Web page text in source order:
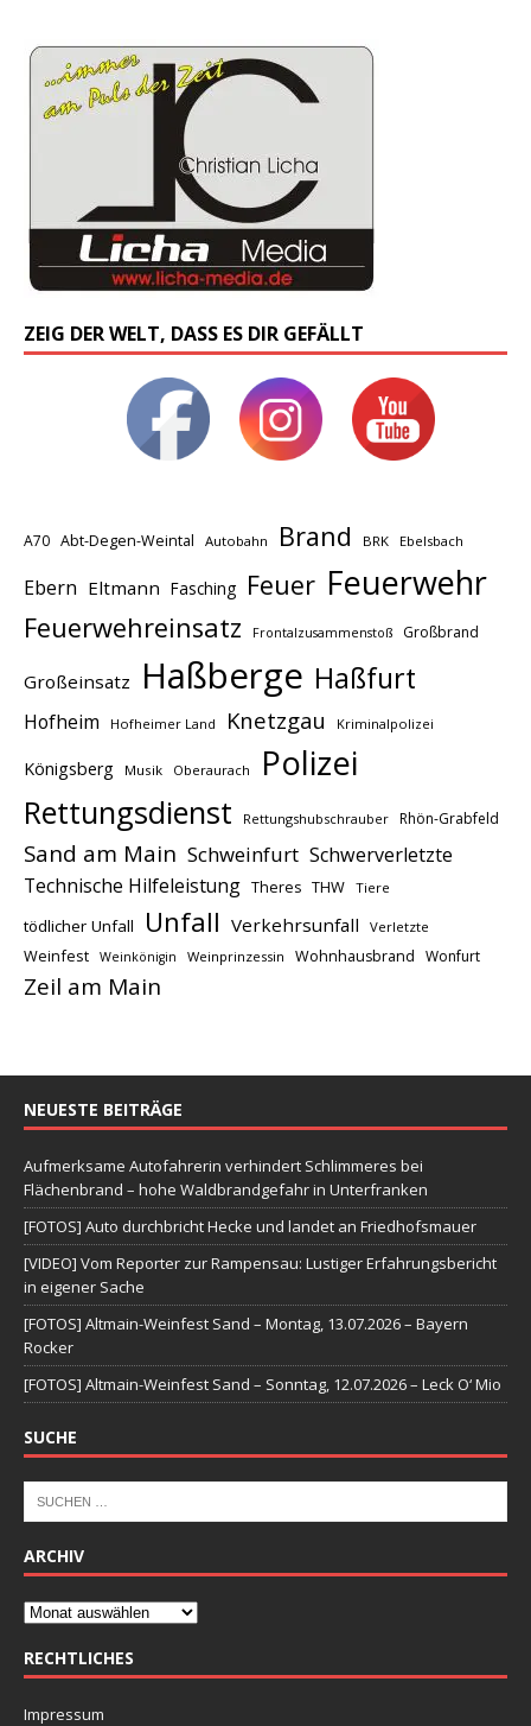
ZEIG DER WELT, DASS ES DIR GEFÄLLT
A70 Abt-Degen-Weintal Autobahn Brand BRK Ebelsbach
Ebern Eltmann Fasching Feuer Feuerwehr
Feuerwehreinsatz Frontalzusammenstoß Großbrand
Großeinsatz Haßberge Haßfurt
Hofheim Hofheimer Land Knetzgau Kriminalpolizei
Königsberg Musik Oberaurach Polizei
Rettungsdienst Rettungshubschrauber Rhön-Grabfeld
Sand am Main Schweinfurt Schwerverletzte
Technische Hilfeleistung Theres THW Tiere
tödlicher Unfall Unfall Verkehrsunfall Verletzte
Weinfest Weinkönigin Weinprinzessin Wohnhausbrand Wonfurt
Zeil am Main
NEUESTE BEITRÄGE
Aufmerksame Autofahrerin verhindert Schlimmeres bei
Flächenbrand – hohe Waldbrandgefahr in Unterfranken
[FOTOS] Auto durchbricht Hecke und landet an Friedhofsmauer
[VIDEO] Vom Reporter zur Rampensau: Lustiger Erfahrungsbericht
in eigener Sache
[FOTOS] Altmain-Weinfest Sand – Montag, 13.07.2026 – Bayern
Rocker
[FOTOS] Altmain-Weinfest Sand – Sonntag, 12.07.2026 – Leck O‘ Mio
SUCHE
ARCHIV
RECHTLICHES
Impressum